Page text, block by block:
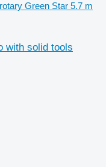
Green Star 5.7 m
with solid tools